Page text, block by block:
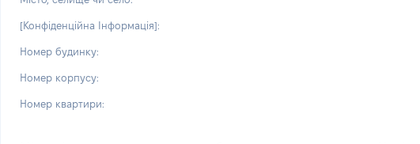
[Конфіденційна Інформація]:
Номер будинку:
Номер корпусу:
Номер квартири: